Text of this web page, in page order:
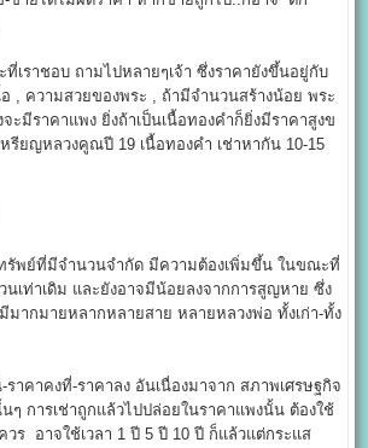
เราชอบ ถามไปหลายๆเจ้า ซึ่งราคายังขึ้นอยู่กับ
อ , ความสวยของพระ , ถ้ามีจำนวนสร้างน้อย พระ
ะมีราคาแพง ยิ่งถ้าเป็นเนื้อทองคำก็ยิ่งมีราคาสูงข
รียญหลวงคูณปี 19 เนื้อทองคำ เช่าหากัน 10-15
รัพย์ที่มีจำนวนจำกัด มีความต้องเพิ่มขึ้น ในขณะที่
เท่าเดิม และยังอาจมีน้อยลงจากการสูญหาย ซึ่ง
มากมายหลากหลายสาย หลายหลวงพ่อ ทั้งเก่า-ทั้ง
าคาคงที่-ราคาลง อันเนื่องมาจาก สภาพเศรษฐกิจ
การเช่าถูกแล้วไปปล่อยในราคาแพงนั้น ต้องใช้
วร อาจใช้เวลา 1 ปี 5 ปี 10 ปี ก็แล้วแต่กระแส